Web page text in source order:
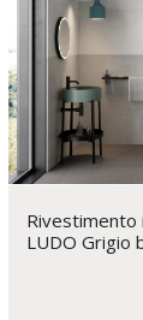
Rivestimento
LUDO Grigio